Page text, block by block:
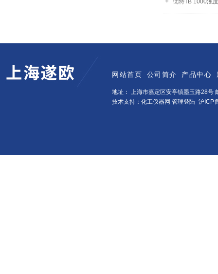
优特TB 1000浊
网站首页 公司简介 产品中心
地址： 上海市嘉定区安亭镇墨玉路28号
技术支持：化工仪器网 管理登陆 沪ICP